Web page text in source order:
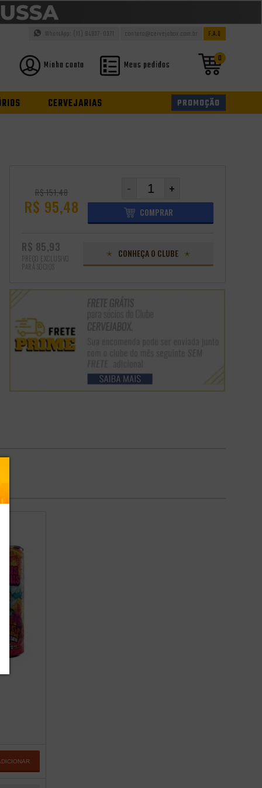
F.A.Q
contato@cervejabox.com.br
WhatsApp: (11) 94937-0371
0
Minha conta Meus pedidos
CERVEJARIAS PROMOÇÃO
R$ 151,48
R$ 95,48
- +
COMPRAR
R$ 85,93
PREÇO EXCLUSIVO
PARA SÓCIOS
CONHEÇA O CLUBE